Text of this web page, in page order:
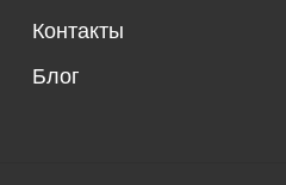
Контакты
Блог